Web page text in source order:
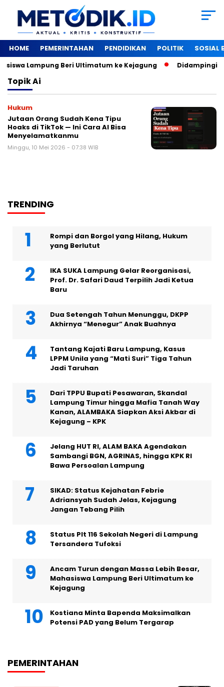
HOME PEMERINTAHAN PENDIDIKAN POLITIK SOSIAL
Lampung Beri Ultimatum ke Kejagung ‎Didampingi
TopikAi
Hukum
Jutaan Orang Sudah Kena Tipu
Hoaks di TikTok — Ini Cara AI Bisa
Menyelamatkanmu
Minggu, 10 Mei 2026 - 07:38 WIB
TRENDING
Rompi dan Borgol yang Hilang, Hukum
yang Berlutut
IKA SUKA Lampung Gelar Reorganisasi,
Prof. Dr. Safari Daud Terpilih Jadi Ketua
Baru
Dua Setengah Tahun Menunggu, DKPP
Akhirnya “Menegur” Anak Buahnya
Tantang Kajati Baru Lampung, Kasus
LPPM Unila yang “Mati Suri” Tiga Tahun
Jadi Taruhan
Dari TPPU Bupati Pesawaran, Skandal
Lampung Timur hingga Mafia Tanah Way
Kanan, ALAMBAKA Siapkan Aksi Akbar di
Kejagung – KPK
Jelang HUT RI, ALAM BAKA Agendakan
Sambangi BGN, AGRINAS, hingga KPK RI
Bawa Persoalan Lampung
SIKAD: Status Kejahatan Febrie
Adriansyah Sudah Jelas, Kejagung
Jangan Tebang Pilih
Status Plt 116 Sekolah Negeri di Lampung
Tersandera Tufoksi
Ancam Turun dengan Massa Lebih Besar,
Mahasiswa Lampung Beri Ultimatum ke
Kejagung
Kostiana Minta Bapenda Maksimalkan
Potensi PAD yang Belum Tergarap
PEMERINTAHAN